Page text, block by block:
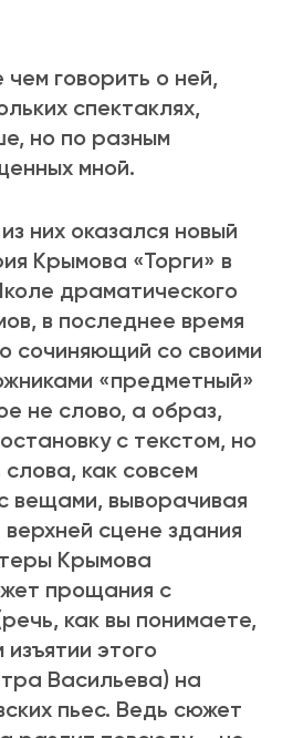
говорить о ней,
спектаклях,
но по разным
мной.
них оказался новый
Крымова «Торги» в
драматического
в последнее время
сочиняющий со своими
«предметный»
не слово, а образ,
с текстом, но
как совсем
вещами, выворачивая
сцене здания
Крымова
прощания с
как вы понимаете,
этого
Васильева) на
пьес. Ведь сюжет